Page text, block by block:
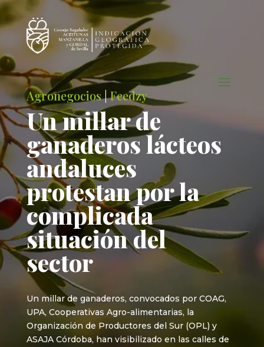
Agronegocios|Feedzy
Un millar de
ganaderos lácteos
andaluces
protestan por la
complicada
situación del
sector
Un millar de ganaderos, convocados por COAG,
UPA, Cooperativas Agro-alimentarias, la
Organización de Productores del Sur (OPL) y
ASAJA Córdoba, han visibilizado en las calles de